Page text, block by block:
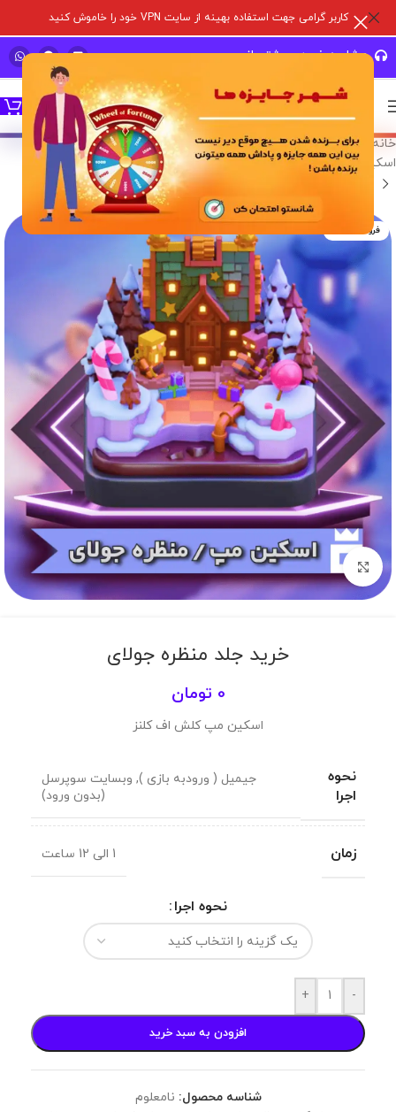
کاربر گرامی جهت استفاده بهینه از سایت VPN خود را خاموش کنید
مشاوره خرید و پشتیبانی سریع
خانه خدمات درون برنامه ای/بازی های سوپر سل/کلش آف کلنز/
اسکین منظره
فروخته شده
برای بزرگنمایی کلیک کنید
خرید جلد منظره جولای
0 تومان
اسکین مپ کلش اف کلنز
نحوه
اجرا
جیمیل ( ورودبه بازی ), وبسایت سوپرسل
(بدون ورود)
زمان 1 الی 12 ساعت
نحوه اجرا
-
+
افزودن به سبد خرید
شناسه محصول: نامعلوم